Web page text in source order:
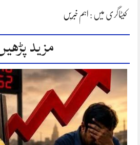
کیٹاگری میں : اہم خبریں
مزید